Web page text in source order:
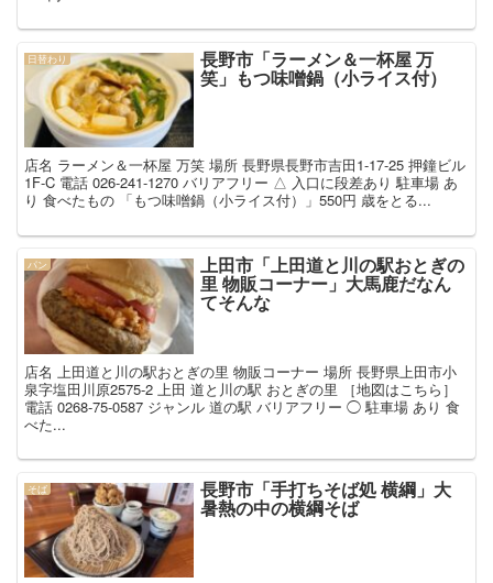
日替わり 長野市「ラーメン＆一杯屋 万
笑」もつ味噌鍋（小ライス付）
店名 ラーメン＆一杯屋 万笑 場所 長野県長野市吉田1-17-25 押鐘ビル
1F-C 電話 026-241-1270 バリアフリー △ 入口に段差あり 駐車場 あ
り 食べたもの 「もつ味噌鍋（小ライス付）」550円 歳をとる...
パン 上田市「上田道と川の駅おとぎの
里 物販コーナー」大馬鹿だなん
てそんな
店名 上田道と川の駅おとぎの里 物販コーナー 場所 長野県上田市小
泉字塩田川原2575-2 上田 道と川の駅 おとぎの里 ［地図はこちら］
電話 0268-75-0587 ジャンル 道の駅 バリアフリー ◯ 駐車場 あり 食
べた...
そば 長野市「手打ちそば処 横綱」大
暑熱の中の横綱そば